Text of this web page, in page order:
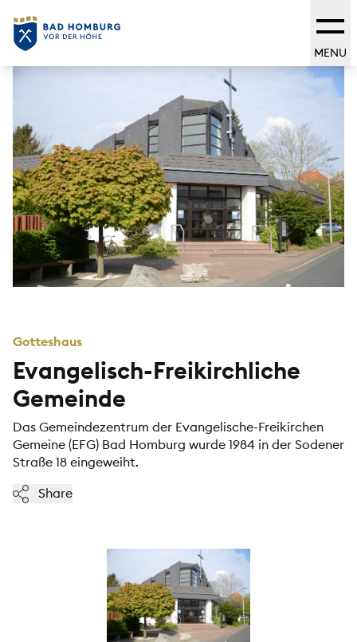
MENU
Gotteshaus
Evangelisch-Freikirchliche
Gemeinde
Das Gemeindezentrum der Evangelische-Freikirchen
Gemeine (EFG) Bad Homburg wurde 1984 in der Sodener
Straße 18 eingeweiht.
Share